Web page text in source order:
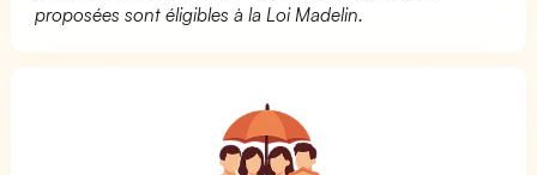
proposées sont éligibles à la Loi Madelin.